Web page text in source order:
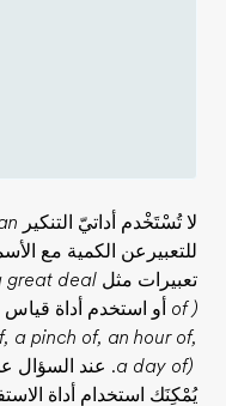
لا تُسْتَخْدم أداتيّ التنكير
للتعبيرعن الكمية مع
تعبيرات مثل great deal
of ) أو استخدم أداة
a pinch of, an hour of,
a day of). عند السؤال
يُمْكِنَك استخدام أداة